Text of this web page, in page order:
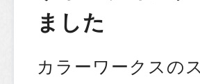
ました
カラーワークスの